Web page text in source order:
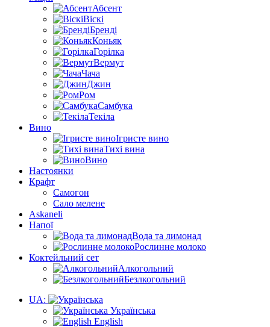
Абсент
Віскі
Бренді
Коньяк
Горілка
Вермут
Чача
Джин
Ром
Самбука
Текіла
Вино
Ігристе вино
Тихі вина
Вино
Настоянки
Крафт
Самогон
Сало мелене
Askaneli
Напої
Вода та лимонад
Рослинне молоко
Коктейльний сет
Алкогольний
Безлкогольний
UA:
Українська
English